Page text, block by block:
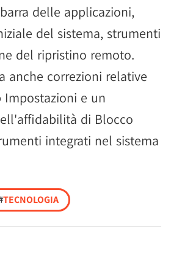
delle applicazioni,
del sistema, strumenti
del ripristino remoto.
anche correzioni relative
e un
di Blocco
integrati nel sistema
TECNOLOGIA